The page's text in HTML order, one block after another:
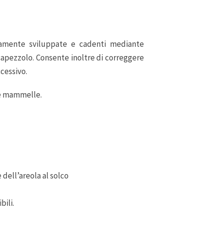
sviluppate e cadenti mediante
Consente inoltre di correggere
mammelle.
al solco